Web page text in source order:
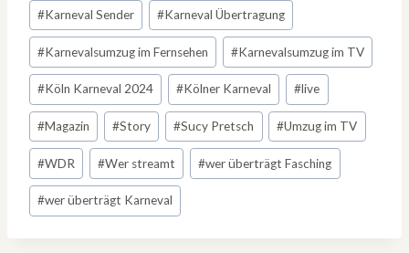
#Karneval Sender #Karneval Übertragung
#Karnevalsumzug im Fernsehen #Karnevalsumzug im TV
#Köln Karneval 2024 #Kölner Karneval #live
#Magazin #Story #Sucy Pretsch #Umzug im TV
#WDR #Wer streamt #wer überträgt Fasching
#wer überträgt Karneval